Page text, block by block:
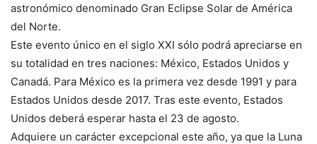
astronómico denominado Gran Eclipse Solar de América
del Norte.
Este evento único en el siglo XXI sólo podrá apreciarse en
su totalidad en tres naciones: México, Estados Unidos y
Canadá. Para México es la primera vez desde 1991 y para
Estados Unidos desde 2017. Tras este evento, Estados
Unidos deberá esperar hasta el 23 de agosto.
Adquiere un carácter excepcional este año, ya que la Luna